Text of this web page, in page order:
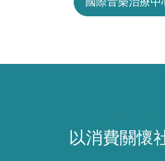
以消費關懷